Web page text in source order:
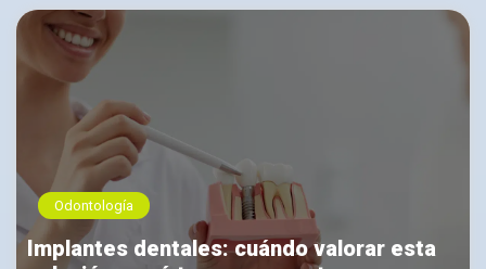
Odontología
Implantes dentales: cuándo valorar esta